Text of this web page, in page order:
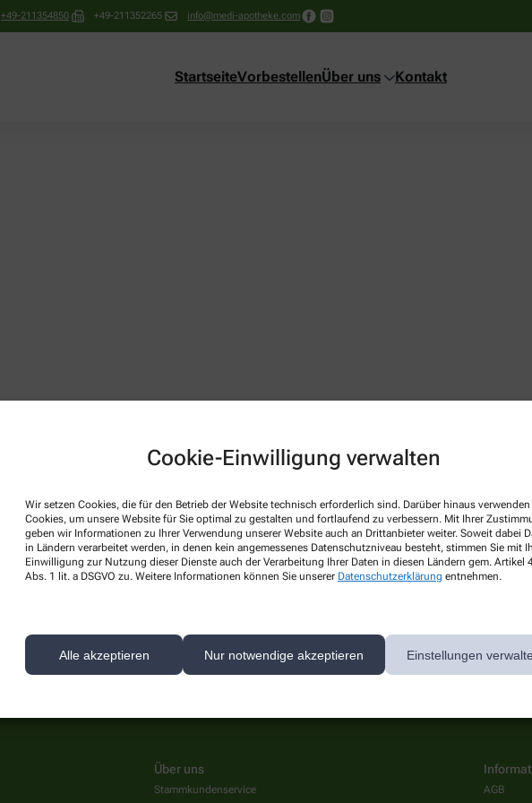
Cookie-Einwilligung verwalten
Wir setzen Cookies, die für den Betrieb der Website technisch erforderlich sind. Darüber hinaus
Cookies, um unsere Website für Sie optimal zu gestalten und fortlaufend zu verbessern. Mit Ihrer
geben wir Informationen zu Ihrer Verwendung unserer Website auch an Drittanbieter weiter. Soweit dabei
in Ländern verarbeitet werden, in denen kein angemessenes Datenschutzniveau besteht, stimmen Sie mit
Einwilligung zur Nutzung dieser Dienste auch der Verarbeitung Ihrer Daten in diesen Ländern gem. Artikel
Abs. 1 lit. a DSGVO zu. Weitere Informationen können Sie unserer Datenschutzerklärung entnehmen.
Alle akzeptieren Nur notwendige akzeptieren Einstellungen
+49-211354850 +49-211352265 info@medi-apotheke.com
StartseiteVorbestellenÜber uns Kontakt
Hier gibt es aktuell nichts Neues. Bitte schauen Sie später wieder vorbei!
Über uns
Stammkundenservice AGB